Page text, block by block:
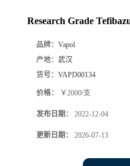
Research Grade
品牌： Vapol
产地： 武汉
货号： VAPD00134
价格： ￥2000/支
发布日期： 2022-12-04
更新日期： 2026-07-13